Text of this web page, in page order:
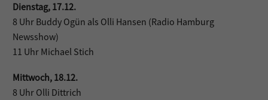
Dienstag, 17.12.
8 Uhr Buddy Ogün als Olli Hansen (Radio Hamburg
Newsshow)
11 Uhr Michael Stich
Mittwoch, 18.12.
8 Uhr Olli Dittrich